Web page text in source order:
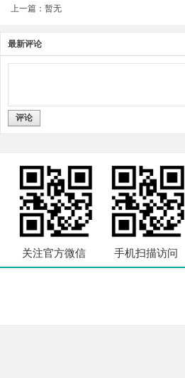
上一篇：暂无
最新评论
评论
关注官方微信 手机扫描访问